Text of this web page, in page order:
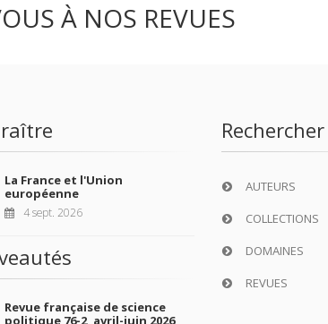
À NOS REVUES
La France et l'Union
européenne
4 sept. 2026
Revue française de science
politique 76-2, avril-juin 2026
Rechercher
AUTEURS
COLLECTIONS
DOMAINES
REVUES